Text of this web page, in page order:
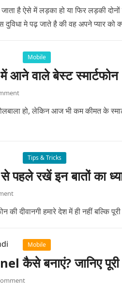
है ऐसे में लड़का हो या फिर लड़की
मे पढ़ जाते है की वह अपने प्यार को
Mobile
वाले बेस्ट स्मार्टफोन
हो, लेकिन आज भी कम कीमत के
Tips & Tricks
रखें इन बातों का
दीवानगी हमारे देश में ही नहीं बल्कि
Mobile
कैसे बनाएं? जानिए पूरी